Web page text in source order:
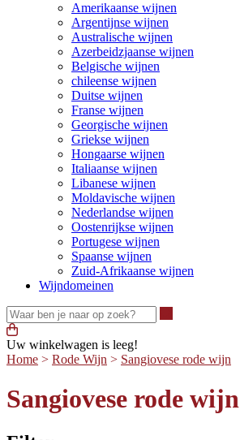
Amerikaanse wijnen
Argentijnse wijnen
Australische wijnen
Azerbeidzjaanse wijnen
Belgische wijnen
chileense wijnen
Duitse wijnen
Franse wijnen
Georgische wijnen
Griekse wijnen
Hongaarse wijnen
Italiaanse wijnen
Libanese wijnen
Moldavische wijnen
Nederlandse wijnen
Oostenrijkse wijnen
Portugese wijnen
Spaanse wijnen
Zuid-Afrikaanse wijnen
Wijndomeinen
Uw winkelwagen is leeg!
Home > Rode Wijn > Sangiovese rode wijn
Sangiovese rode wijn